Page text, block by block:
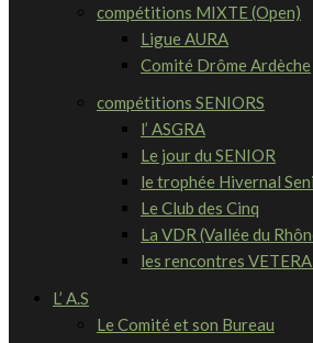
compétitions MIXTE (Open)
Ligue AURA
Comité Drôme Ardèche
compétitions SENIORS
l’ ASGRA
Le jour du SENIOR
le trophée Hivernal
Le Club des Cinq
La VDR (Vallée du
les rencontres
L’ A.S
Le Comité et son Bureau